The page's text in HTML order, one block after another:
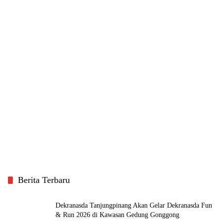
Berita Terbaru
Dekranasda Tanjungpinang Akan Gelar Dekranasda Fun
& Run 2026 di Kawasan Gedung Gonggong